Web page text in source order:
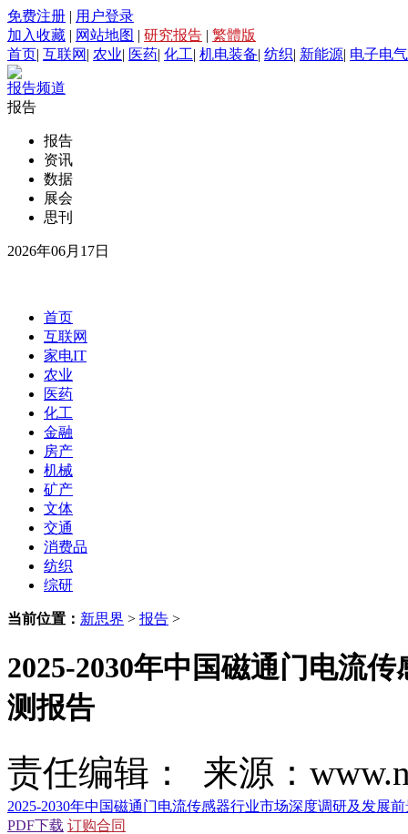
免费注册 | 用户登录
加入收藏 | 网站地图 | 研究报告 | 繁體版
首页| 互联网 | 农业| 医药| 化工| 机电装备| 纺织| 新能源| 电子电气
报告频道
报告
报告
资讯
数据
展会
思刊
2026年06月17日
首页
互联网
家电IT
农业
医药
化工
金融
房产
机械
矿产
文体
交通
消费品
纺织
综研
当前位置： 新思界 > 报告 >
2025-2030年中国磁通门电流
测报告
责任编辑： 来源：
2025-2030年中国磁通门电流传感器行业市场深度调研及发展
PDF下载 订购合同